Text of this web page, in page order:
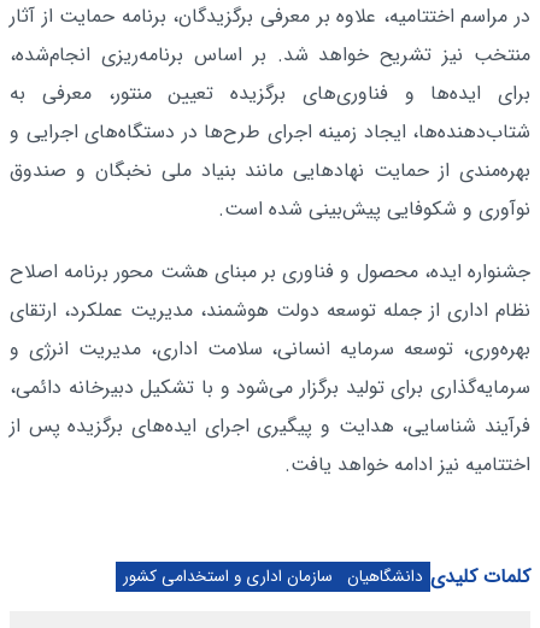
در مراسم اختتامیه، علاوه بر معرفی برگزیدگان، برنامه حمایت از آثار
منتخب نیز تشریح خواهد شد. بر اساس برنامه‌ریزی انجام‌شده،
برای ایده‌ها و فناوری‌های برگزیده تعیین منتور، معرفی به
شتاب‌دهنده‌ها، ایجاد زمینه اجرای طرح‌ها در دستگاه‌های اجرایی و
بهره‌مندی از حمایت نهادهایی مانند بنیاد ملی نخبگان و صندوق
نوآوری و شکوفایی پیش‌بینی شده است.
جشنواره ایده، محصول و فناوری بر مبنای هشت محور برنامه اصلاح
نظام اداری از جمله توسعه دولت هوشمند، مدیریت عملکرد، ارتقای
بهره‌وری، توسعه سرمایه انسانی، سلامت اداری، مدیریت انرژی و
سرمایه‌گذاری برای تولید برگزار می‌شود و با تشکیل دبیرخانه دائمی،
فرآیند شناسایی، هدایت و پیگیری اجرای ایده‌های برگزیده پس از
اختتامیه نیز ادامه خواهد یافت.
کلمات کلیدی دانشگاهیان سازمان اداری و استخدامی کشور